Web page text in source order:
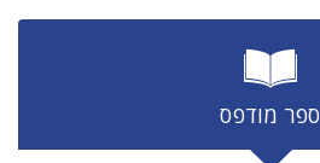
ספר מודפס